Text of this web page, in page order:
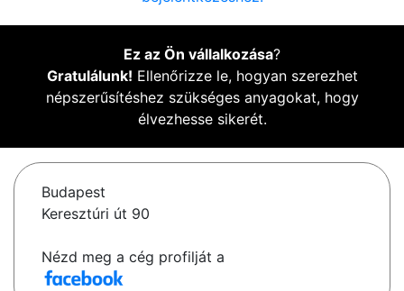
Ez az Ön vállalkozása?
Gratulálunk! Ellenőrizze le, hogyan szerezhet
népszerűsítéshez szükséges anyagokat, hogy
élvezhesse sikerét.
Budapest
Keresztúri út 90
Nézd meg a cég profilját a